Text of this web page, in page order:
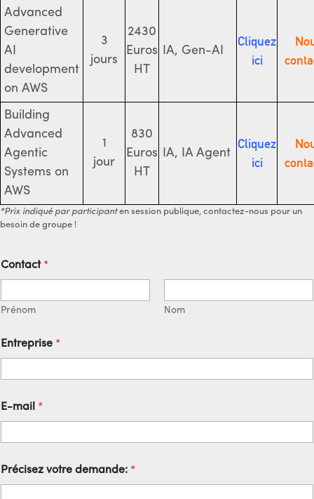
Advanced
Generative
AI
development
on AWS
3
jours
2430
Euros
HT
IA, Gen-AI
Cliquez
ici
Building
Advanced
Agentic
Systems on
AWS
1
jour
830
Euros
HT
IA, IA Agent
Cliquez
ici
*Prix indiqué par participanten session publique, contactez-nous pour un
besoin de groupe !
Contact *
Prénom Nom
-
m
l
d
m
n
Entreprise *
E-mail *
Précisez votre demande: *